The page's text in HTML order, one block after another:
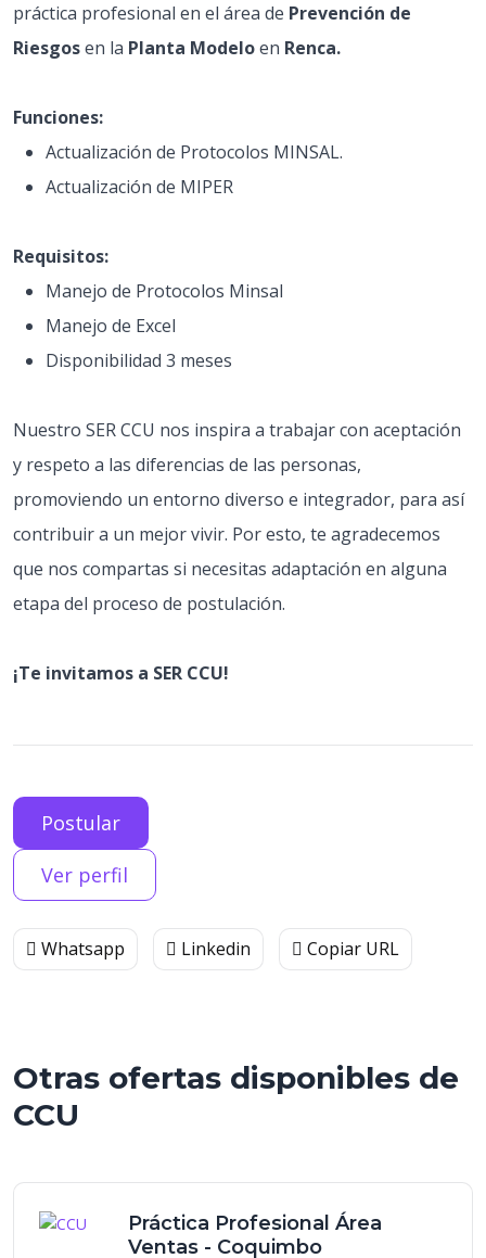
práctica profesional en el área de Prevención de
Riesgosen la Planta Modeloen Renca.
Funciones:
Actualización de Protocolos MINSAL.
Actualización de MIPER
Requisitos:
Manejo de Protocolos Minsal
Manejo de Excel
Disponibilidad 3 meses
Nuestro SER CCU nos inspira a trabajar con aceptación
y respeto a las diferencias de las personas,
promoviendo un entorno diverso e integrador, para así
contribuir a un mejor vivir. Por esto, te agradecemos
que nos compartas si necesitas adaptación en alguna
etapa del proceso de postulación.
¡Te invitamos a SER CCU!
Postular
Ver perfil
Whatsapp Linkedin Copiar URL
Otras ofertas disponibles de
CCU
Práctica Profesional Área
Ventas - Coquimbo